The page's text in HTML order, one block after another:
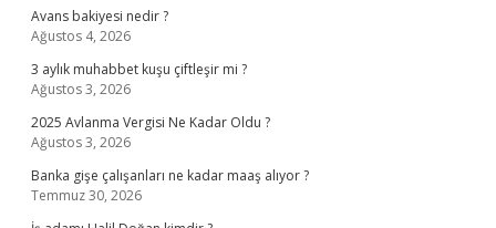
Avans bakiyesi nedir ?
Ağustos 4, 2026
3 aylık muhabbet kuşu çiftleşir mi ?
Ağustos 3, 2026
2025 Avlanma Vergisi Ne Kadar Oldu ?
Ağustos 3, 2026
Banka gişe çalışanları ne kadar maaş alıyor ?
Temmuz 30, 2026